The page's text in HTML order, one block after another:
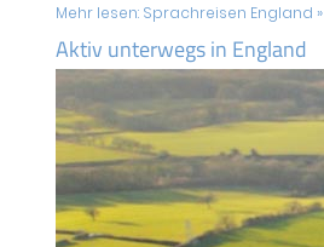
Mehr lesen: Sprachreisen England »
Aktiv unterwegs in England